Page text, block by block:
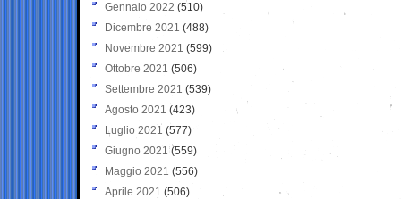
Gennaio 2022 (510)
Dicembre 2021 (488)
Novembre 2021 (599)
Ottobre 2021 (506)
Settembre 2021 (539)
Agosto 2021 (423)
Luglio 2021 (577)
Giugno 2021(559)
Maggio 2021 (556)
Aprile 2021 (506)